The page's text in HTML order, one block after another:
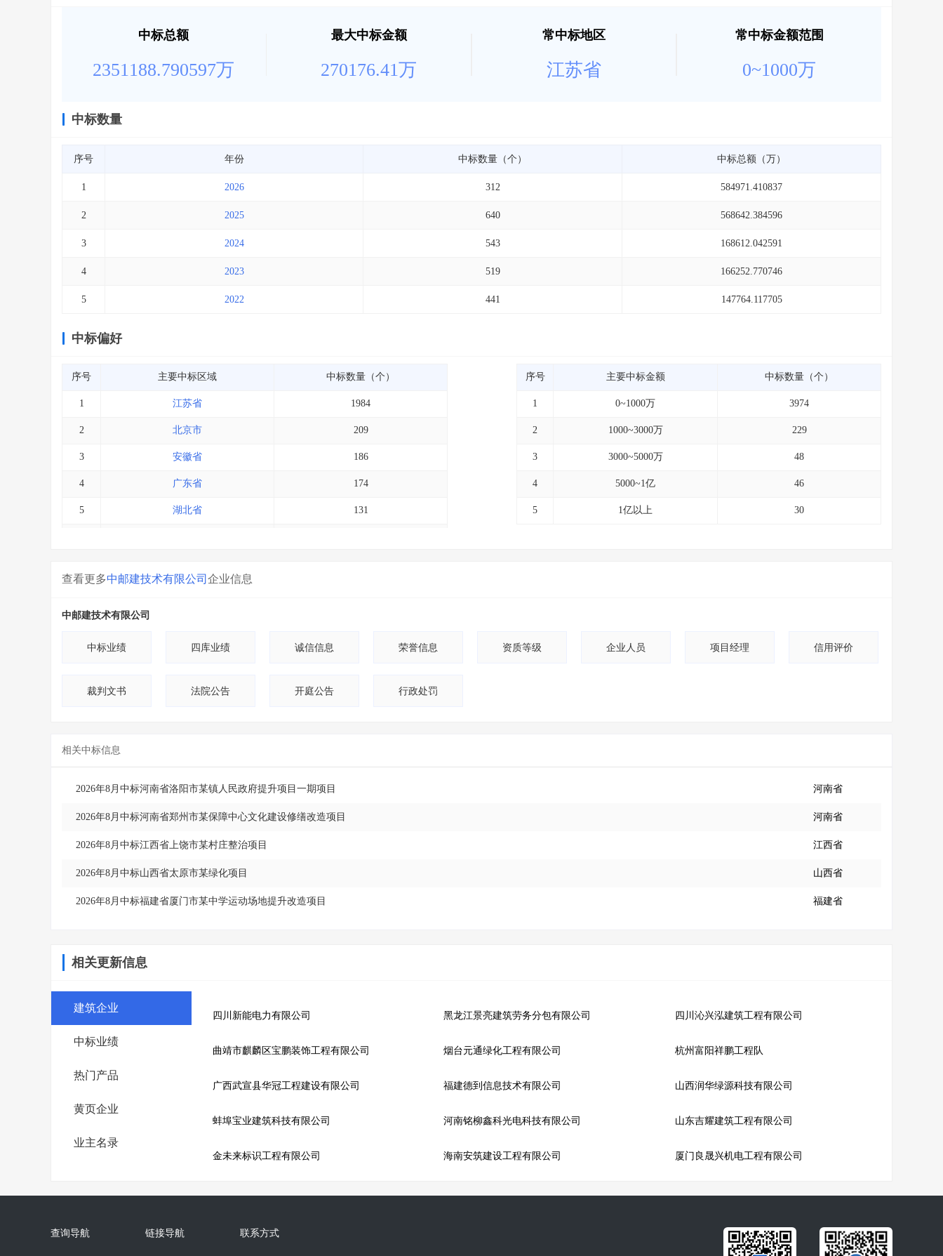
中标总额
2351188.790597万
最大中标金额
270176.41万
常中标地区
江苏省
常中标金额范围
0~1000万
中标数量
序号 年份 中标数量（个） 中标总额（万）
1 2026 312 584971.410837
2 2025 640 568642.384596
3 2024 543 168612.042591
4 2023 519 166252.770746
5 2022 441 147764.117705
中标偏好
序号 主要中标区域 中标数量（个）
1 江苏省 1984
2 北京市 209
3 安徽省 186
4 广东省 174
5 湖北省 131
9
上海市
吉林省
14
序号 主要中标金额 中标数量（个）
1 0~1000万 3974
2 1000~3000万 229
3 3000~5000万 48
4 5000~1亿 46
5 1亿以上 30
查看更多中邮建技术有限公司 企业信息
中邮建技术有限公司
中标业绩 四库业绩 诚信信息 荣誉信息 资质等级 企业人员 项目经理 信用评价
裁判文书 法院公告 开庭公告 行政处罚
相关中标信息
2026年8月中标河南省洛阳市某镇人民政府提升项目一期项目 河南省
2026年8月中标河南省郑州市某保障中心文化建设修缮改造项目 河南省
2026年8月中标江西省上饶市某村庄整治项目 江西省
2026年8月中标山西省太原市某绿化项目 山西省
2026年8月中标福建省厦门市某中学运动场地提升改造项目 福建省
相关更新信息
建筑企业
中标业绩
热门产品
黄页企业
业主名录
四川新能电力有限公司 黑龙江景亮建筑劳务分包有限公司 四川沁兴泓建筑工程有限公司
曲靖市麒麟区宝鹏装饰工程有限公司 烟台元通绿化工程有限公司 杭州富阳祥鹏工程队
广西武宣县华冠工程建设有限公司 福建德到信息技术有限公司 山西润华绿源科技有限公司
蚌埠宝业建筑科技有限公司 河南铭柳鑫科光电科技有限公司 山东吉耀建筑工程有限公司
金未来标识工程有限公司 海南安筑建设工程有限公司 厦门良晟兴机电工程有限公司
查询导航 链接导航 联系方式